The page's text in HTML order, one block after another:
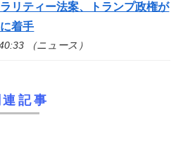
リティー法案、トランプ政権が
着手
（ニュース）
連記事